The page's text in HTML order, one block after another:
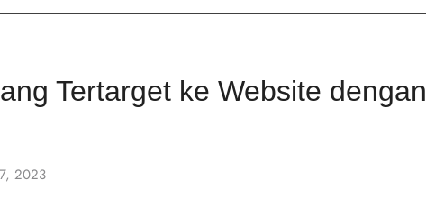
Tertarget ke Website dengan
2023